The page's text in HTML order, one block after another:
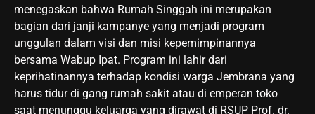
menegaskan bahwa Rumah Singgah ini merupakan
bagian dari janji kampanye yang menjadi program
unggulan dalam visi dan misi kepemimpinannya
bersama Wabup Ipat. Program ini lahir dari
keprihatinannya terhadap kondisi warga Jembrana yang
harus tidur di gang rumah sakit atau di emperan toko
saat menunggu keluarga yang dirawat di RSUP Prof. dr.